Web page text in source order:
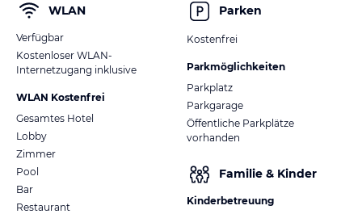
WLAN
Verfügbar
Kostenloser WLAN-
Internetzugang inklusive
WLAN Kostenfrei
Gesamtes Hotel
Lobby
Zimmer
Pool
Bar
Restaurant
Parken
Kostenfrei
Parkmöglichkeiten
Parkplatz
Parkgarage
Öffentliche Parkplätze
vorhanden
Familie & Kinder
Kinderbetreuung